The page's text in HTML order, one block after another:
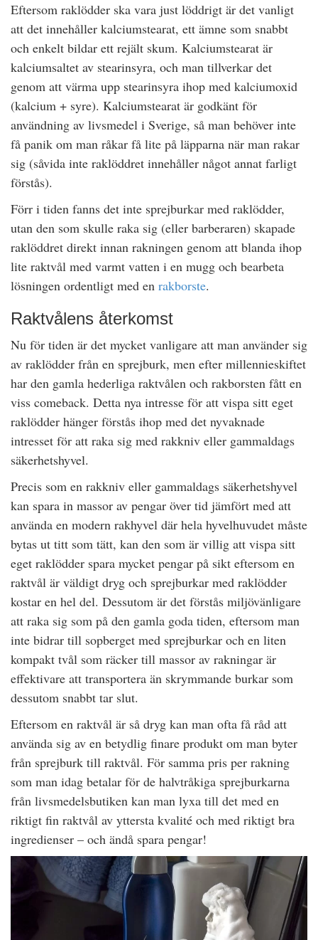
Eftersom raklödder ska vara just löddrigt är det vanligt
att det innehåller kalciumstearat, ett ämne som snabbt
och enkelt bildar ett rejält skum. Kalciumstearat är
kalciumsaltet av stearinsyra, och man tillverkar det
genom att värma upp stearinsyra ihop med kalciumoxid
(kalcium + syre). Kalciumstearat är godkänt för
användning av livsmedel i Sverige, så man behöver inte
få panik om man råkar få lite på läpparna när man rakar
sig (såvida inte raklöddret innehåller något annat farligt
förstås).
Förr i tiden fanns det inte sprejburkar med raklödder,
utan den som skulle raka sig (eller barberaren) skapade
raklöddret direkt innan rakningen genom att blanda ihop
lite raktvål med varmt vatten i en mugg och bearbeta
lösningen ordentligt med en rakborste.
Raktvålens återkomst
Nu för tiden är det mycket vanligare att man använder sig
av raklödder från en sprejburk, men efter millennieskiftet
har den gamla hederliga raktvålen och rakborsten fått en
viss comeback. Detta nya intresse för att vispa sitt eget
raklödder hänger förstås ihop med det nyvaknade
intresset för att raka sig med rakkniv eller gammaldags
säkerhetshyvel.
Precis som en rakkniv eller gammaldags säkerhetshyvel
kan spara in massor av pengar över tid jämfört med att
använda en modern rakhyvel där hela hyvelhuvudet måste
bytas ut titt som tätt, kan den som är villig att vispa sitt
eget raklödder spara mycket pengar på sikt eftersom en
raktvål är väldigt dryg och sprejburkar med raklödder
kostar en hel del. Dessutom är det förstås miljövänligare
att raka sig som på den gamla goda tiden, eftersom man
inte bidrar till sopberget med sprejburkar och en liten
kompakt tvål som räcker till massor av rakningar är
effektivare att transportera än skrymmande burkar som
dessutom snabbt tar slut.
Eftersom en raktvål är så dryg kan man ofta få råd att
använda sig av en betydlig finare produkt om man byter
från sprejburk till raktvål. För samma pris per rakning
som man idag betalar för de halvtråkiga sprejburkarna
från livsmedelsbutiken kan man lyxa till det med en
riktigt fin raktvål av yttersta kvalité och med riktigt bra
ingredienser – och ändå spara pengar!